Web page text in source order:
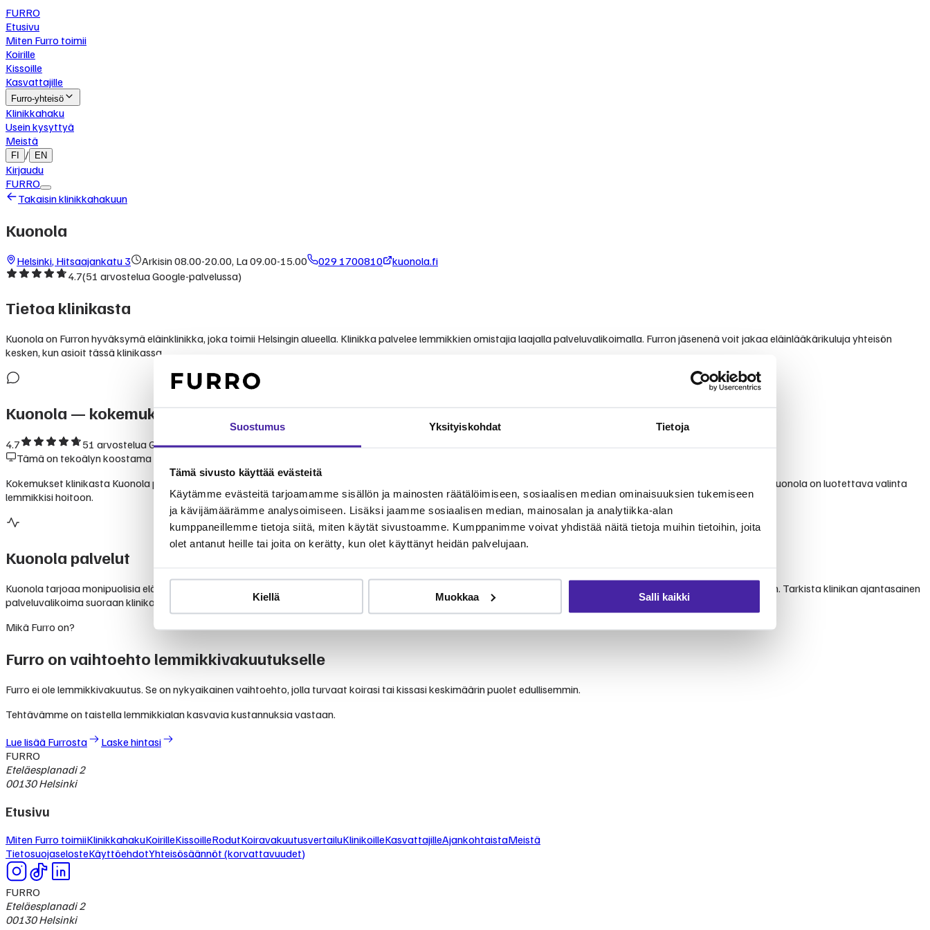
Suostumus Yksityiskohdat Tietoja
Tämä sivusto käyttää evästeitä
Käytämme evästeitä tarjoamamme sisällön ja mainosten räätälöimiseen, sosiaalisen median ominaisuuksien tukemiseen
ja kävijämäärämme analysoimiseen. Lisäksi jaamme sosiaalisen median, mainosalan ja analytiikka-alan
kumppaneillemme tietoja siitä, miten käytät sivustoamme. Kumppanimme voivat yhdistää näitä tietoja muihin tietoihin, joita
olet antanut heille tai joita on kerätty, kun olet käyttänyt heidän palvelujaan.
Kiellä Muokkaa Salli kaikki
FURRO
Etusivu
Miten Furro toimii
Koirille
Kissoille
Kasvattajille
Furro-yhteisö
Klinikkahaku
Usein kysyttyä
Meistä
FI / EN
Kirjaudu
FURRO
Takaisin klinikkahakuun
Kuonola
Helsinki, Hitsaajankatu 3 Arkisin 08.00-20.00, La 09.00-15.00 029 1700810
kuonola.fi
4.7(51 arvostelua Google-palvelussa)
Tietoa klinikasta
Kuonola on Furron hyväksymä eläinklinikka, joka toimii Helsingin alueella. Klinikka palvelee lemmikkien omistajia laajalla palveluvalikoimalla. Furron jäsenenä voit jakaa eläinlääkärikuluja yhteisön
kesken, kun asioit tässä klinikassa.
Kuonola — kokemukset ja arvostelut
4.7 51 arvostelua Googlessa
Tämä on tekoälyn koostama yhteenveto julkisesti saatavilla olevista kokemuksista ja arvioista.
Kokemukset klinikasta Kuonola perustuvat lemmikinomistajien kertomuksiin. Klinikka tunnetaan ammattitaitoisesta ja välittävästä palvelusta. Furron yhteisömallissa Kuonola on luotettava valinta
lemmikkisi hoitoon.
Kuonola palvelut
Kuonola tarjoaa monipuolisia eläinlääkäripalveluita lemmikkien terveydenhoitoon. Palvelut kattavat yleiseläinlääkinnän perustutkimuksista erikoisempiin toimenpiteisiin. Tarkista klinikan ajantasainen
palveluvalikoima suoraan klinikalta. Furron jäsenenä voit jakaa eläinlääkärikuluja yhteisön kesken.
Mikä Furro on?
Furro on vaihtoehto lemmikkivakuutukselle
Furro ei ole lemmikkivakuutus. Se on nykyaikainen vaihtoehto, jolla turvaat koirasi tai kissasi keskimäärin puolet edullisemmin.
Tehtävämme on taistella lemmikkialan kasvavia kustannuksia vastaan.
Lue lisää Furrosta
Laske hintasi
FURRO
Eteläesplanadi 2
00130 Helsinki
Etusivu
Miten Furro toimiiKlinikkahakuKoirilleKissoilleRodutKoiravakuutusvertailuKlinikoilleKasvattajilleAjankohtaistaMeistä
TietosuojaselosteKäyttöehdotYhteisösäännöt (korvattavuudet)
FURRO
Eteläesplanadi 2
00130 Helsinki